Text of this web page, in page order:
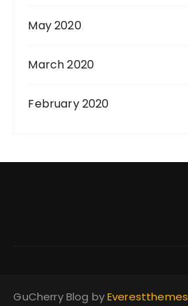
May 2020
March 2020
February 2020
GuCherry Blog byEverestthemes